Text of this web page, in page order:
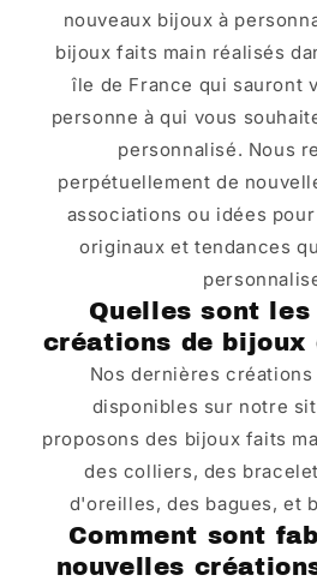
nouveaux bijoux à
bijoux faits main réalisés
île de France qui sauront
personne à qui vous
personnalisé. Nous
perpétuellement de
associations ou idées
originaux et tendances
Quelles sont
créations de bijoux
Nos dernières
disponibles sur notre
proposons des bijoux faits
des colliers, des
d'oreilles, des bagues, et
Comment sont
nouvelles